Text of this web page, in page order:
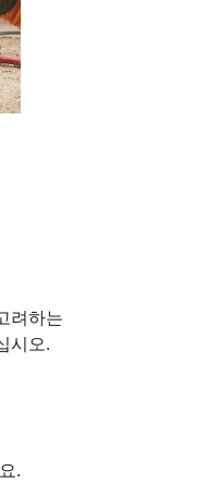
려하는
시오.
.